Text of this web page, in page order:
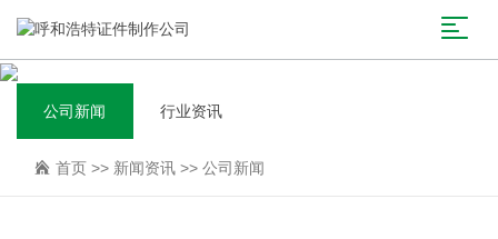
公司新闻 行业资讯
首页 >> 新闻资讯 >> 公司新闻